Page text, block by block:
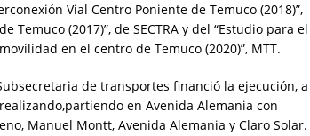
Vial Centro Poniente de Temuco (2018)”,
Temuco (2017)”, de SECTRA y del “Estudio para el
en el centro de Temuco (2020)”, MTT.
de transportes financió la ejecución, a
en Avenida Alemania con
Manuel Montt, Avenida Alemania y Claro Solar.